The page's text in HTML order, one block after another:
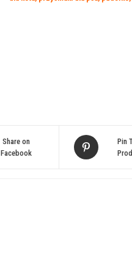
Share on
Facebook
Pin